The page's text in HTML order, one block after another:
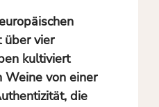
über vier
kultiviert
Weine von einer
die